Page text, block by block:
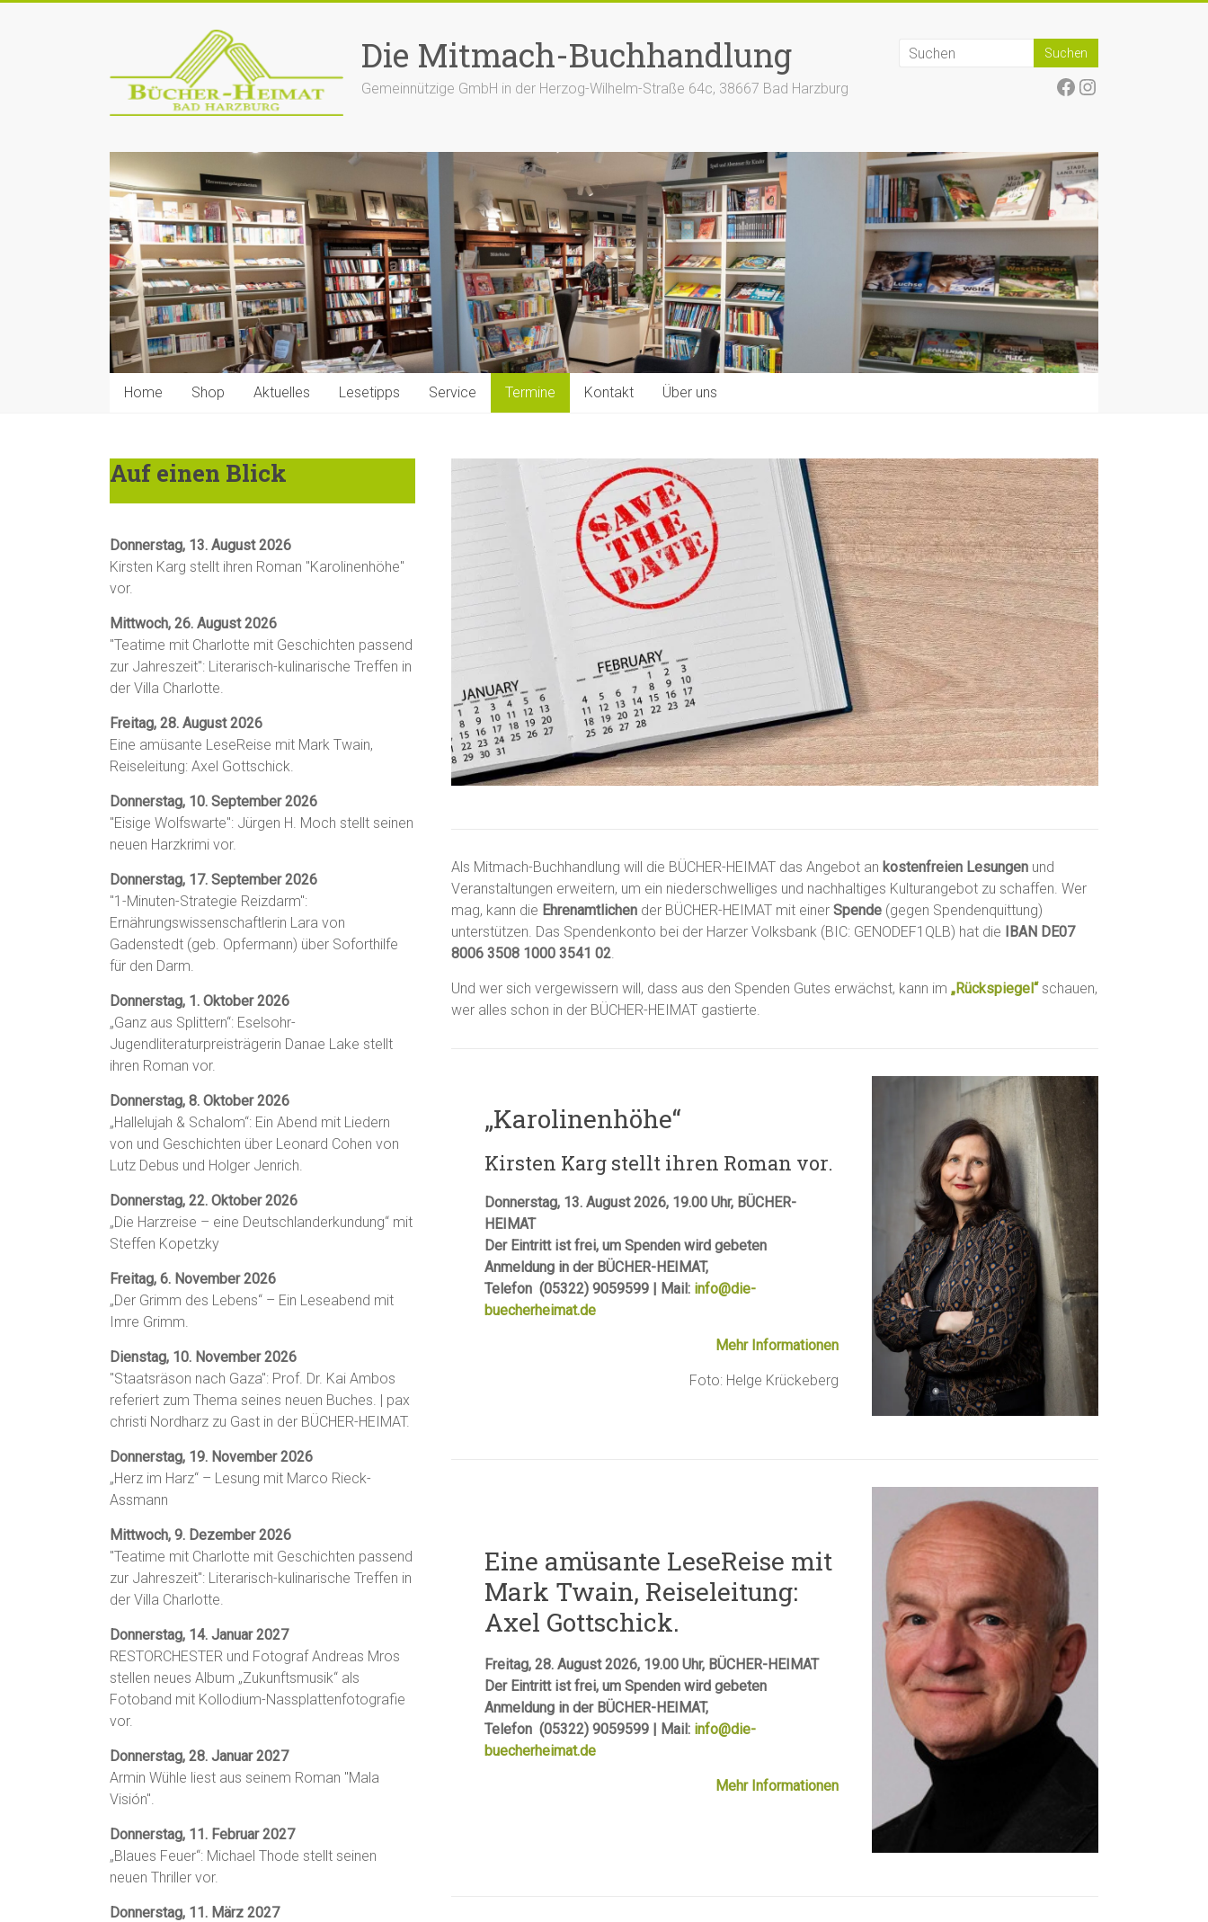
Die Mitmach-Buchhandlung
Gemeinnützige GmbH in der Herzog-Wilhelm-Straße 64c, 38667 Bad Harzburg Facebook
Instagram
Home Shop Aktuelles Lesetipps Service Termine Kontakt Über uns
Als Mitmach-Buchhandlung will die BÜCHER-HEIMAT das Angebot an kostenfreien Lesungen und
Veranstaltungen erweitern, um ein niederschwelliges und nachhaltiges Kulturangebot zu schaffen. Wer
mag, kann die Ehrenamtlichen der BÜCHER-HEIMAT mit einer Spende (gegen Spendenquittung)
unterstützen. Das Spendenkonto bei der Harzer Volksbank (BIC: GENODEF1QLB) hat die
IBAN DE07
8006 3508 1000 3541 02.
Und wer sich vergewissern will, dass aus den Spenden Gutes erwächst, kann im „Rückspiegel“ schauen,
wer alles schon in der BÜCHER-HEIMAT gastierte.
„Karolinenhöhe“
Kirsten Karg stellt ihren Roman vor.
Donnerstag, 13. August 2026, 19.00 Uhr, BÜCHER-
HEIMAT
Der Eintritt ist frei, um Spenden wird gebeten
Anmeldung in der BÜCHER-HEIMAT,
Telefon (05322) 9059599 | Mail: info@die-
buecherheimat.de
Mehr Informationen
Foto: Helge Krückeberg
Eine amüsante LeseReise mit
Mark Twain, Reiseleitung:
Axel Gottschick.
Freitag, 28. August 2026, 19.00 Uhr, BÜCHER-HEIMAT
Der Eintritt ist frei, um Spenden wird gebeten
Anmeldung in der BÜCHER-HEIMAT,
Telefon (05322) 9059599 | Mail: info@die-
buecherheimat.de
Mehr Informationen
Auf einen Blick
Donnerstag, 13. August 2026
Kirsten Karg stellt ihren Roman "Karolinenhöhe"
vor.
Mittwoch, 26. August 2026
"Teatime mit Charlotte mit Geschichten passend
zur Jahreszeit": Literarisch-kulinarische Treffen in
der Villa Charlotte.
Freitag, 28. August 2026
Eine amüsante LeseReise mit Mark Twain,
Reiseleitung: Axel Gottschick.
Donnerstag, 10. September 2026
"Eisige Wolfswarte": Jürgen H. Moch stellt seinen
neuen Harzkrimi vor.
Donnerstag, 17. September 2026
"1-Minuten-Strategie Reizdarm":
Ernährungswissenschaftlerin Lara von
Gadenstedt (geb. Opfermann) über Soforthilfe
für den Darm.
Donnerstag, 1. Oktober 2026
„Ganz aus Splittern“: Eselsohr-
Jugendliteraturpreisträgerin Danae Lake stellt
ihren Roman vor.
Donnerstag, 8. Oktober 2026
„Hallelujah & Schalom“: Ein Abend mit Liedern
von und Geschichten über Leonard Cohen von
Lutz Debus und Holger Jenrich.
Donnerstag, 22. Oktober 2026
„Die Harzreise – eine Deutschlanderkundung“ mit
Steffen Kopetzky
Freitag, 6. November 2026
„Der Grimm des Lebens“ – Ein Leseabend mit
Imre Grimm.
Dienstag, 10. November 2026
"Staatsräson nach Gaza": Prof. Dr. Kai Ambos
referiert zum Thema seines neuen Buches. | pax
christi Nordharz zu Gast in der BÜCHER-HEIMAT.
Donnerstag, 19. November 2026
„Herz im Harz“ – Lesung mit Marco Rieck-
Assmann
Mittwoch, 9. Dezember 2026
"Teatime mit Charlotte mit Geschichten passend
zur Jahreszeit": Literarisch-kulinarische Treffen in
der Villa Charlotte.
Donnerstag, 14. Januar 2027
RESTORCHESTER und Fotograf Andreas Mros
stellen neues Album „Zukunftsmusik“ als
Fotoband mit Kollodium-Nassplattenfotografie
vor.
Donnerstag, 28. Januar 2027
Armin Wühle liest aus seinem Roman "Mala
Visión".
Donnerstag, 11. Februar 2027
„Blaues Feuer“: Michael Thode stellt seinen
neuen Thriller vor.
Donnerstag, 11. März 2027